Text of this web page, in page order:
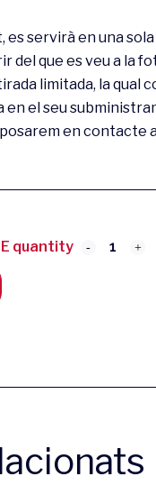
es servirà en una
del que es veu a la
limitada, la qual
el seu
en contacte
quantity